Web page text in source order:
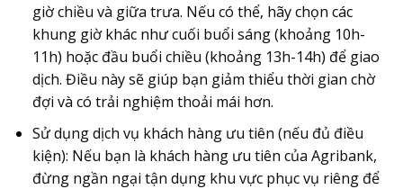
giờ chiều và giữa trưa. Nếu có thể, hãy chọn các
khung giờ khác như cuối buổi sáng (khoảng 10h-
11h) hoặc đầu buổi chiều (khoảng 13h-14h) để giao
dịch. Điều này sẽ giúp bạn giảm thiểu thời gian chờ
đợi và có trải nghiệm thoải mái hơn.
Sử dụng dịch vụ khách hàng ưu tiên (nếu đủ điều
kiện): Nếu bạn là khách hàng ưu tiên của Agribank,
đừng ngần ngại tận dụng khu vực phục vụ riêng để